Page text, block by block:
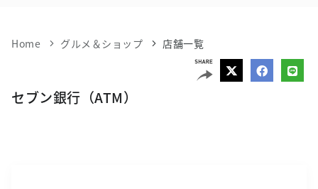
グルメ＆ショップ
エリアマップ
Home グルメ＆ショップ 店舗一覧
セブン銀行（ATM）